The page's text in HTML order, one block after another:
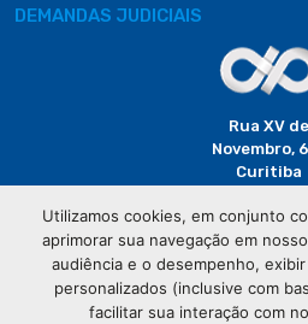
DEMANDAS JUDICIAIS
Rua XV de
Novembro,
Curitiba
(41)
2929
Utilizamos cookies, em conjunto
aprimorar sua navegação em
audiência e o desempenho,
personalizados (inclusive com
facilitar sua interação com